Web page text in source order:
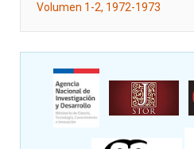
Volumen 1-2, 1972-1973